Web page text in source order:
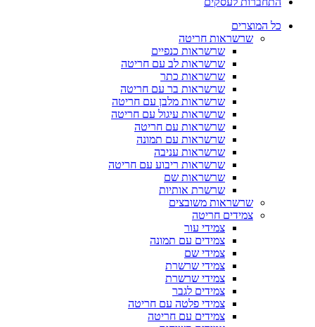
כל המוצרים
שרשראות חריטה
שרשראות כנפיים
שרשראות לב עם חריטה
שרשראות כתר
שרשראות בר עם חריטה
שרשראות מלבן עם חריטה
שרשראות עיגול עם חריטה
שרשראות עם חריטה
שרשראות עם תמונה
שרשראות עניבה
שרשראות ריבוע עם חריטה
שרשראות שם
שרשרת אותיות
שרשראות משובצים
צמידים חריטה
צמידי עור
צמידים עם תמונה
צמידי שם
צמידי שרשרת
צמידי שרשרת
צמידים לגבר
צמידי פלטה עם חריטה
צמידים עם חריטה